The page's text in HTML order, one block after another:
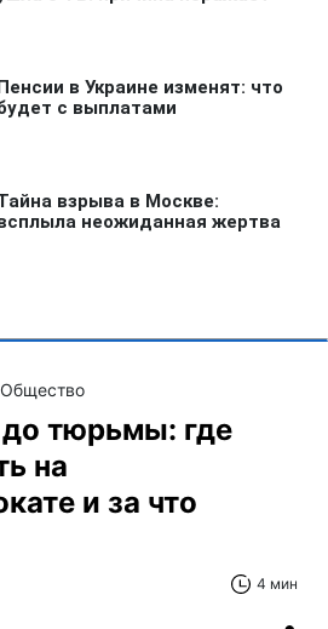
Общество
тюрьмы: где
на
и за что
4 мин